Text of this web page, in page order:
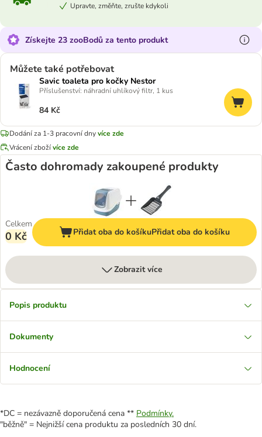
Upravte, změňte, zrušte kdykoli
Získejte 23 zooBodů za tento produkt
Můžete také potřebovat
Savic toaleta pro kočky Nestor
Příslušenství: náhradní uhlíkový filtr, 1 kus
84 Kč
Dodání za 1-3 pracovní dnyvíce zde
Vrácení zbožívíce zde
Často dohromady zakoupené produkty
Celkem
0 Kč Přidat oba do košíkuPřidat oba do košíku
Zobrazit více
Popis produktu
Dokumenty
Hodnocení
*DC = nezávazně doporučená cena ** Podmínky.
"běžně" = Nejnižší cena produktu za posledních 30 dní.